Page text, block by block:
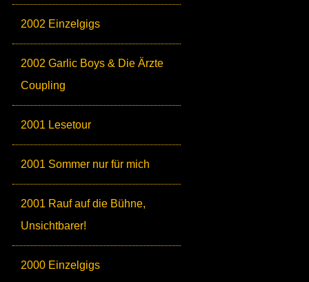
2002 Einzelgigs
2002 Garlic Boys & Die Ärzte
Coupling
2001 Lesetour
2001 Sommer nur für mich
2001 Rauf auf die Bühne,
Unsichtbarer!
2000 Einzelgigs